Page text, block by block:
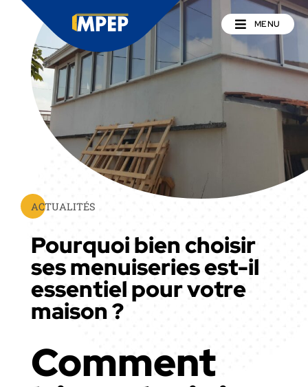
MENU
ACTUALITÉS
Pourquoi bien choisir
ses menuiseries est-il
essentiel pour votre
maison ?
Comment